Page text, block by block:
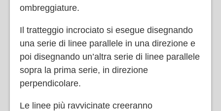
ombreggiature.
Il tratteggio incrociato si esegue disegnando
una serie di linee parallele in una direzione e
poi disegnando un’altra serie di linee parallele
sopra la prima serie, in direzione
perpendicolare.
Le linee più ravvicinate creeranno